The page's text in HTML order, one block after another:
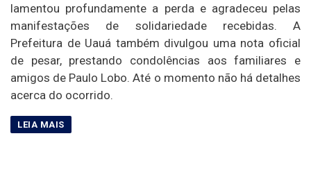
lamentou profundamente a perda e agradeceu pelas
manifestações de solidariedade recebidas. A
Prefeitura de Uauá também divulgou uma nota oficial
de pesar, prestando condolências aos familiares e
amigos de Paulo Lobo. Até o momento não há detalhes
acerca do ocorrido.